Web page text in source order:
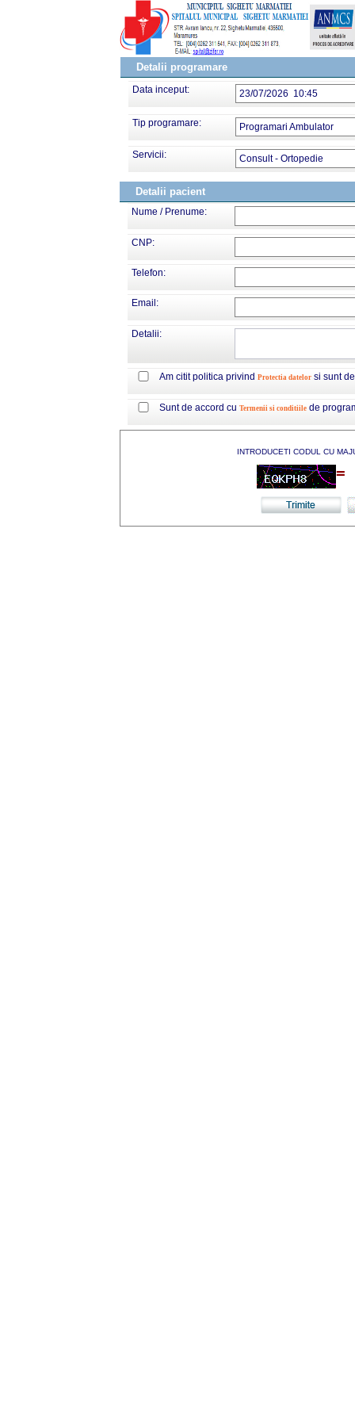
Detalii programare
Data inceput: 23/07/2026 10:45
Tip programare: Programari Ambulator
Servicii: Consult - Ortopedie
Detalii pacient
Nume / Prenume:
CNP:
Telefon:
Email:
Detalii:
Am citit politica privind Protectia datelor si sunt
Sunt de accord cu Termenii si conditiile de
INTRODUCETI CODUL CU
=